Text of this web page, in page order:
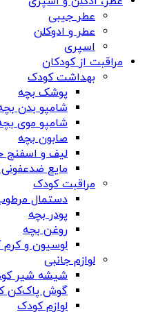
عطر جیبی
عطر و ادوکلن
اسپری
مراقبت از کودکان
بهداشت کودک
پوشک بچه
شامپو بدن
شامپو موی
صابون بچه
لیف و اسفنج
مایع ضدعفونی
مراقبت کودک
دستمال
پودر بچه
روغن بچه
لوسیون و
لوازم جانبی
شیشه شیر
گوش پاک‌کن
لوازم کودک